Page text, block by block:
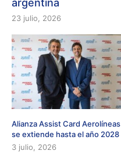
23 julio, 2026
Alianza Assist Card Aerolíneas
se extiende hasta el año 2028
3 julio, 2026